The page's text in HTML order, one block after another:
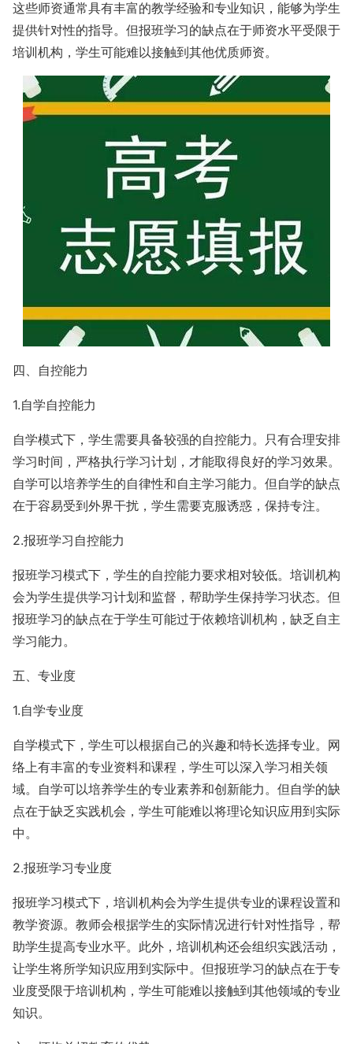
这些师资通常具有丰富的教学经验和专业知识，能够为学生
提供针对性的指导。但报班学习的缺点在于师资水平受限于
培训机构，学生可能难以接触到其他优质师资。
四、自控能力
1.自学自控能力
自学模式下，学生需要具备较强的自控能力。只有合理安排
学习时间，严格执行学习计划，才能取得良好的学习效果。
自学可以培养学生的自律性和自主学习能力。但自学的缺点
在于容易受到外界干扰，学生需要克服诱惑，保持专注。
2.报班学习自控能力
报班学习模式下，学生的自控能力要求相对较低。培训机构
会为学生提供学习计划和监督，帮助学生保持学习状态。但
报班学习的缺点在于学生可能过于依赖培训机构，缺乏自主
学习能力。
五、专业度
1.自学专业度
自学模式下，学生可以根据自己的兴趣和特长选择专业。网
络上有丰富的专业资料和课程，学生可以深入学习相关领
域。自学可以培养学生的专业素养和创新能力。但自学的缺
点在于缺乏实践机会，学生可能难以将理论知识应用到实际
中。
2.报班学习专业度
报班学习模式下，培训机构会为学生提供专业的课程设置和
教学资源。教师会根据学生的实际情况进行针对性指导，帮
助学生提高专业水平。此外，培训机构还会组织实践活动，
让学生将所学知识应用到实际中。但报班学习的缺点在于专
业度受限于培训机构，学生可能难以接触到其他领域的专业
知识。